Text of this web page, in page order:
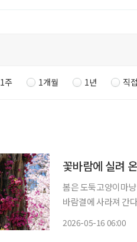
1주 1개월 1년 직
꽃바람에 실려
봄은 도둑고양이마
바람결에 사라져 간
2026-05-16 06:00